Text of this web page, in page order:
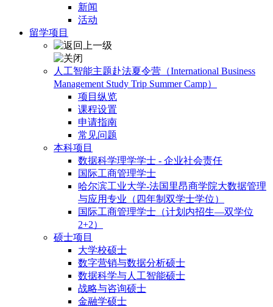
新闻
活动
留学项目
人工智能主题赴法夏令营（International Business
Management Study Trip Summer Camp）
项目纵览
课程设置
申请指南
常见问题
本科项目
数据科学理学学士 - 企业社会责任
国际工商管理学士
哈尔滨工业大学-法国里昂商学院大数据管理
与应用专业（四年制双学士学位）
国际工商管理学士（计划内招生—双学位
2+2）
硕士项目
大学校硕士
数字营销与数据分析硕士
数据科学与人工智能硕士
战略与咨询硕士
金融学硕士